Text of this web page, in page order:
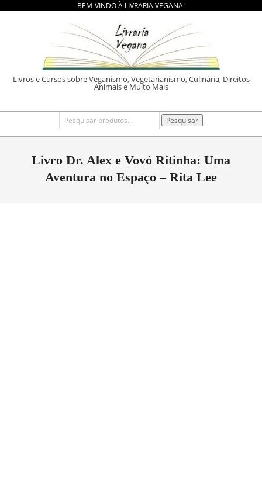
BEM-VINDO À LIVRARIA VEGANA!
LIVRARIA
Livros e Cursos sobre Veganismo, Vegetarianismo, Culinária, Direitos
Animais e Muito Mais
Primary
Pesquisar
por:
Pesquisar
Livro Dr. Alex e Vovó Ritinha: Uma
Aventura no Espaço – Rita Lee